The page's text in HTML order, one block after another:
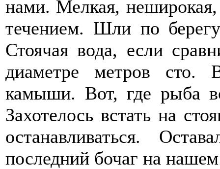
нами. Мелкая,
течением. Шли по
Стоячая вода, если
диаметре метров сто.
камыши. Вот, где рыба
Захотелось встать на
останавливаться.
последний бочаг на